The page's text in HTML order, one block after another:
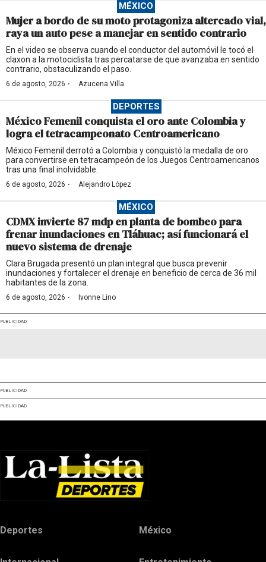
MÉXICO
Mujer a bordo de su moto protagoniza altercado vial,
raya un auto pese a manejar en sentido contrario
En el video se observa cuando el conductor del automóvil le tocó el
claxon a la motociclista tras percatarse de que avanzaba en sentido
contrario, obstaculizando el paso.
6 de agosto, 2026 · Azucena Villa
DEPORTES
México Femenil conquista el oro ante Colombia y
logra el tetracampeonato Centroamericano
México Femenil derrotó a Colombia y conquistó la medalla de oro
para convertirse en tetracampeón de los Juegos Centroamericanos
tras una final inolvidable.
6 de agosto, 2026 · Alejandro López
MÉXICO
CDMX invierte 87 mdp en planta de bombeo para
frenar inundaciones en Tláhuac; así funcionará el
nuevo sistema de drenaje
Clara Brugada presentó un plan integral que busca prevenir
inundaciones y fortalecer el drenaje en beneficio de cerca de 36 mil
habitantes de la zona.
6 de agosto, 2026 · Ivonne Lino
PUBLICIDAD
PUBLICIDAD
PUBLICIDAD
Deportes México